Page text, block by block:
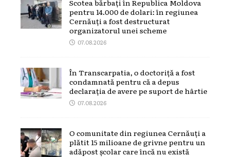
Scotea bărbați în Republica Moldova
pentru 14.000 de dolari: în regiunea
Cernăuți a fost destructurat
organizatorul unei scheme
07.08.2026
În Transcarpatia, o doctoriță a fost
condamnată pentru că a depus
declarația de avere pe suport de hârtie
07.08.2026
O comunitate din regiunea Cernăuți a
plătit 15 milioane de grivne pentru un
adăpost școlar care încă nu există